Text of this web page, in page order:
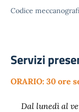
Codice
Servizi
ORARIO: 30 ore
Dal lunedì al